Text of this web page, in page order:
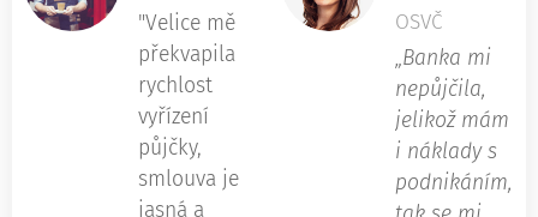
"Velice mě
překvapila
rychlost
vyřízení
půjčky,
smlouva je
jasná a
OSVČ
„Banka mi
nepůjčila,
jelikož mám
i náklady s
podnikáním,